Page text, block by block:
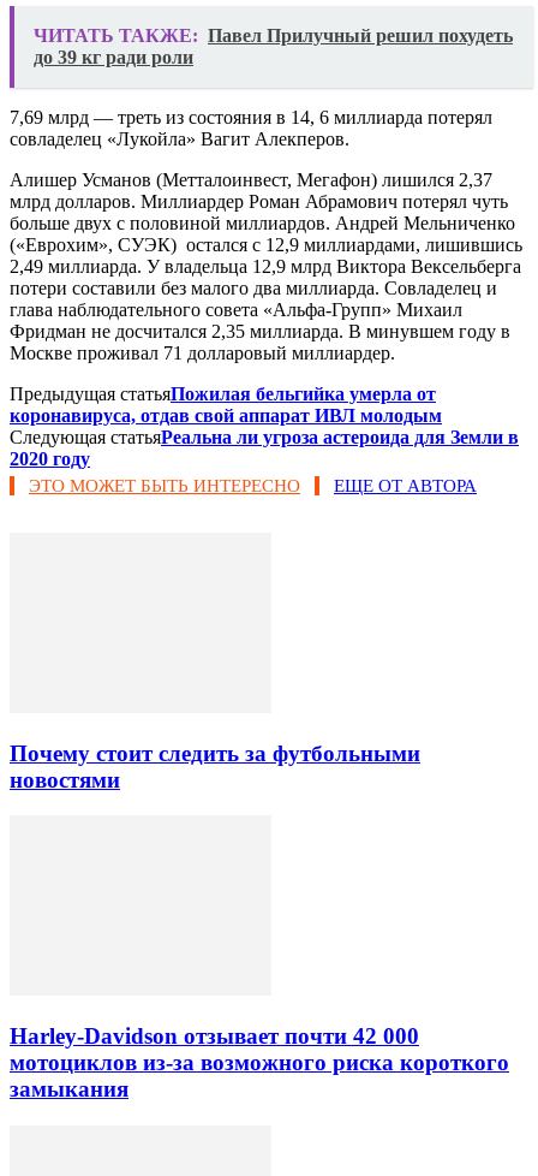
ЧИТАТЬ ТАКЖЕ: Павел Прилучный решил похудеть
до 39 кг ради роли
7,69 млрд — треть из состояния в 14, 6 миллиарда потерял
совладелец «Лукойла» Вагит Алекперов.
Алишер Усманов (Метталоинвест, Мегафон) лишился 2,37
млрд долларов. Миллиардер Роман Абрамович потерял чуть
больше двух с половиной миллиардов. Андрей Мельниченко
(«Еврохим», СУЭК) остался с 12,9 миллиардами, лишившись
2,49 миллиарда. У владельца 12,9 млрд Виктора Вексельберга
потери составили без малого два миллиарда. Совладелец и
глава наблюдательного совета «Альфа-Групп» Михаил
Фридман не досчитался 2,35 миллиарда. В минувшем году в
Москве проживал 71 долларовый миллиардер.
Предыдущая статьяПожилая бельгийка умерла от
коронавируса, отдав свой аппарат ИВЛ молодым
Следующая статьяРеальна ли угроза астероида для Земли в
2020 году
ЭТО МОЖЕТ БЫТЬ ИНТЕРЕСНО ЕЩЕ ОТ АВТОРА
Почему стоит следить за футбольными
новостями
Harley-Davidson отзывает почти 42 000
мотоциклов из-за возможного риска короткого
замыкания